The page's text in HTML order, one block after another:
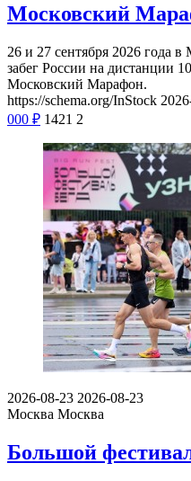
Московский
26 и 27 сентября 2026 года
забег России на дистанции
Московский Марафон.
https://schema.org/InStock
000 ₽ 1421 2
2026-08-23 2026-08-23
Москва Москва
Большой